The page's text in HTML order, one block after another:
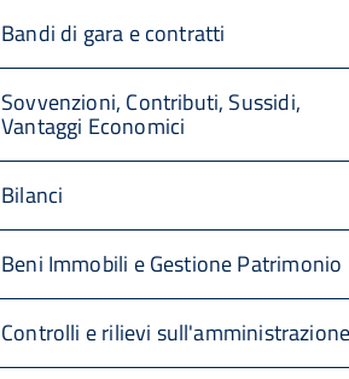
Bandi di gara e contratti
Sovvenzioni, Contributi, Sussidi,
Vantaggi Economici
Bilanci
Beni Immobili e Gestione Patrimonio
Controlli e rilievi sull'amministrazione